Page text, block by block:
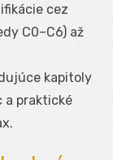
cez
C0–C6) až
kapitoly
a praktické